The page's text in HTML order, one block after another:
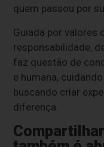
quem passou por
Guiada por valores
responsabilidade,
faz questão de
e humana,
buscando criar
diferença.